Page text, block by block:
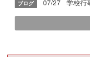
ブログ 07/27 学校行